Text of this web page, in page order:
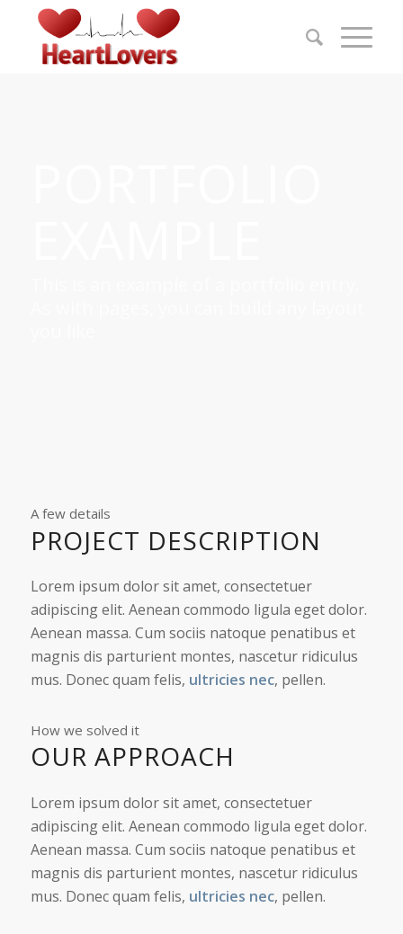
A few details
PROJECT DESCRIPTION
Lorem ipsum dolor sit amet, consectetuer
adipiscing elit. Aenean commodo ligula eget dolor.
Aenean massa. Cum sociis natoque penatibus et
magnis dis parturient montes, nascetur ridiculus
mus. Donec quam felis, ultricies nec, pellen.
How we solved it
OUR APPROACH
Lorem ipsum dolor sit amet, consectetuer
adipiscing elit. Aenean commodo ligula eget dolor.
Aenean massa. Cum sociis natoque penatibus et
magnis dis parturient montes, nascetur ridiculus
mus. Donec quam felis, ultricies nec, pellen.